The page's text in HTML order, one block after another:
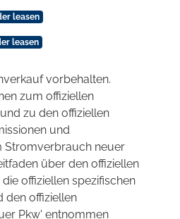
leasen
leasen
vorbehalten.
zum offiziellen
zu den offiziellen
und
Stromverbrauch neuer
über den offiziellen
offiziellen spezifischen
den offiziellen
Pkw' entnommen